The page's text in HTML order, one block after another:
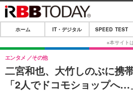
ホーム
IT・デジタル
IT・デジタルTOP
SPEED TEST
ホーム IT・デジタル SPEED TEST
二宮和也、大竹しのぶに携
「2人でドコモショップへ…
エンタメ その他